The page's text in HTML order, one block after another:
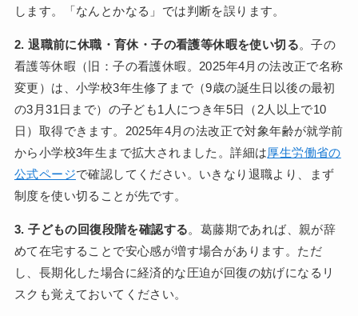
します。「なんとかなる」では判断を誤ります。
2. 退職前に休職・育休・子の看護等休暇を使い切る。子の
看護等休暇（旧：子の看護休暇。2025年4月の法改正で名称
変更）は、小学校3年生修了まで（9歳の誕生日以後の最初
の3月31日まで）の子ども1人につき年5日（2人以上で10
日）取得できます。2025年4月の法改正で対象年齢が就学前
から小学校3年生まで拡大されました。詳細は厚生労働省の
公式ページで確認してください。いきなり退職より、まず
制度を使い切ることが先です。
3. 子どもの回復段階を確認する。葛藤期であれば、親が辞
めて在宅することで安心感が増す場合があります。ただ
し、長期化した場合に経済的な圧迫が回復の妨げになるリ
スクも覚えておいてください。